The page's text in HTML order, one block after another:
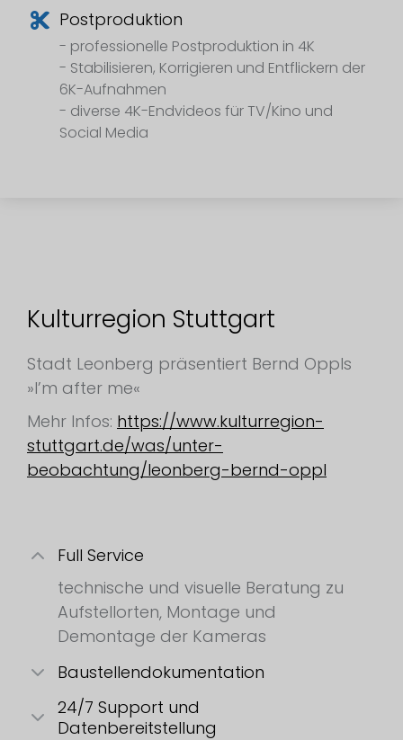
Postproduktion
- professionelle Postproduktion in 4K
- Stabilisieren, Korrigieren und Entflickern der
6K-Aufnahmen
- diverse 4K-Endvideos für TV/Kino und
Social Media
Kulturregion Stuttgart
Stadt Leonberg präsentiert Bernd Oppls
»I’m after me«
Mehr Infos: https://www.kulturregion-
stuttgart.de/was/unter-
beobachtung/leonberg-bernd-oppl
Full Service
technische und visuelle Beratung zu
Aufstellorten, Montage und
Demontage der Kameras
Baustellendokumentation
24/7 Support und
Datenbereitstellung